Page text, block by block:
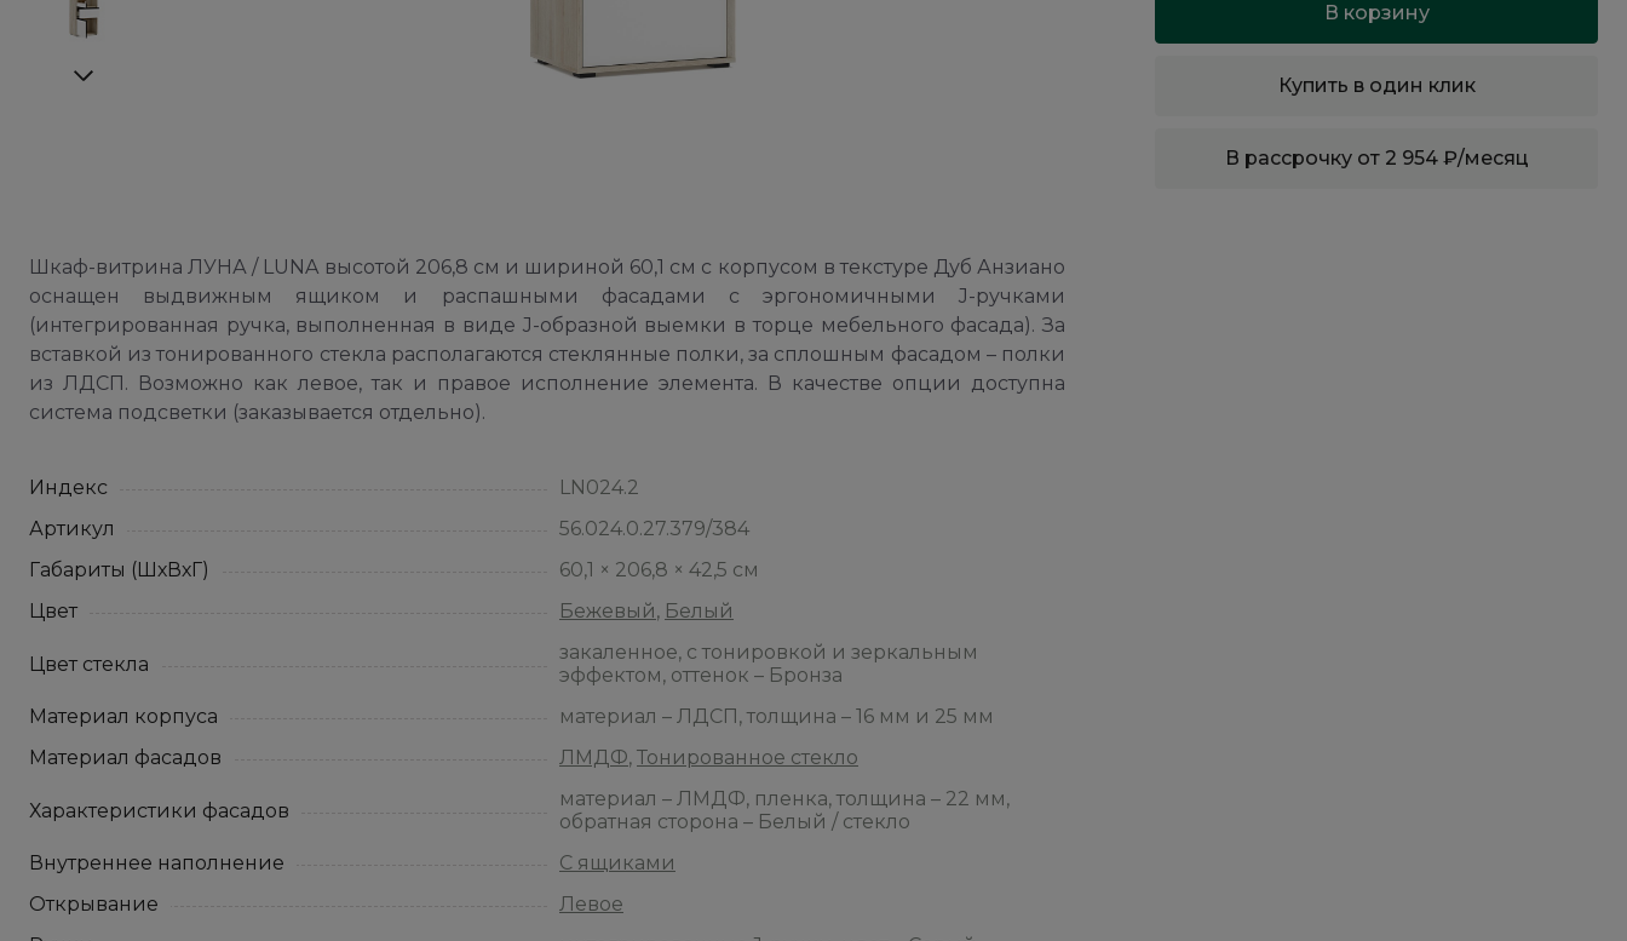
В корзину
Купить в один клик
В рассрочку от 2 954 ₽/месяц
Шкаф-витрина ЛУНА / LUNA высотой 206,8 см и шириной 60,1 см с корпусом в текстуре Дуб Анзиано
оснащен выдвижным ящиком и распашными фасадами с эргономичными J-ручками
(интегрированная ручка, выполненная в виде J-образной выемки в торце мебельного фасада). За
вставкой из тонированного стекла располагаются стеклянные полки, за сплошным фасадом – полки
из ЛДСП. Возможно как левое, так и правое исполнение элемента. В качестве опции доступна
система подсветки (заказывается отдельно).
Индекс
LN024.2
Артикул
56.024.0.27.379/384
Габариты (ШхВхГ)
60,1 × 206,8 × 42,5 см
Цвет
Бежевый, Белый
Цвет стекла
закаленное, с тонировкой и зеркальным
эффектом, оттенок – Бронза
Материал корпуса
материал – ЛДСП, толщина – 16 мм и 25 мм
Материал фасадов
ЛМДФ, Тонированное стекло
Характеристики фасадов
материал – ЛМДФ, пленка, толщина – 22 мм,
обратная сторона – Белый / стекло
Внутреннее наполнение
С ящиками
Открывание
Левое